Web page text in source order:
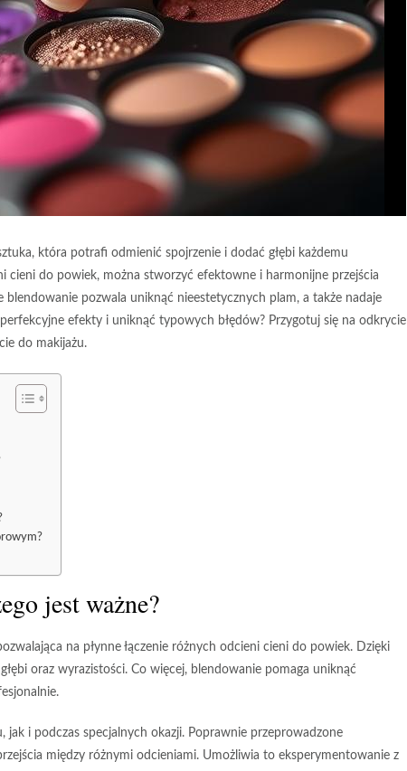
która potrafi odmienić spojrzenie i dodać głębi każdemu
cieni do powiek, można stworzyć efektowne i harmonijne przejścia
pozwala uniknąć nieestetycznych plam, a także nadaje
efekty i uniknąć typowych błędów? Przygotuj się na odkrycie
do makijażu.
jest ważne?
na płynne łączenie różnych odcieni cieni do powiek. Dzięki
głębi oraz wyrazistości. Co więcej, blendowanie pomaga uniknąć
jak i podczas specjalnych okazji. Poprawnie przeprowadzone
między różnymi odcieniami. Umożliwia to eksperymentowanie z